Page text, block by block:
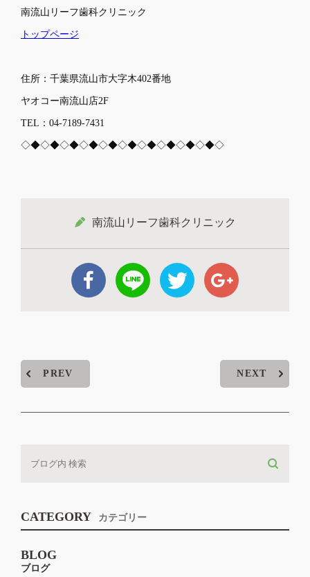
南流山リーフ歯科クリニック
トップページ
住所：千葉県流山市大字木402番地
ヤオコー南流山店2F
TEL：04-7189-7431
◇◆◇◆◇◆◇◆◇◆◇◆◇◆◇◆◇◆◇◆◇
南流山リーフ歯科クリニック
PREV NEXT
CATEGORY カテゴリー
BLOG
ブログ